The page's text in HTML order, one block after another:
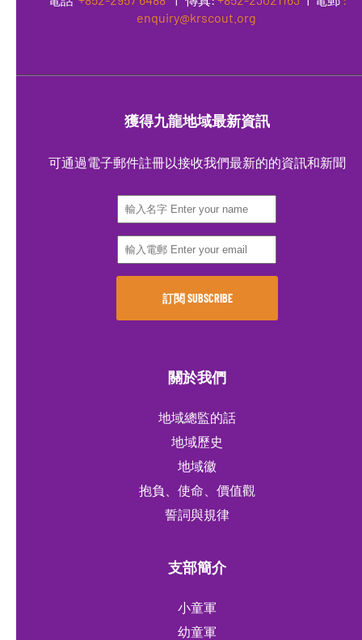
enquiry@krscout.org
獲得九龍地域最新資訊
可通過電子郵件註冊以接收我們最新的的資訊和新聞
關於我們
地域總監的話
地域歷史
地域徽
抱負、使命、價值觀
誓詞與規律
支部簡介
小童軍
幼童軍